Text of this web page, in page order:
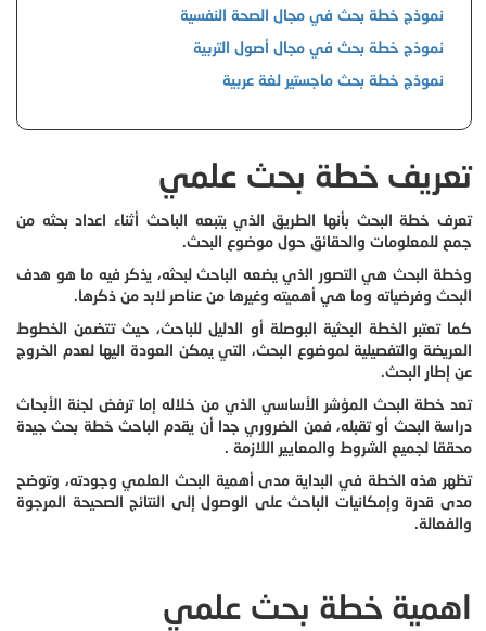
نموذج خطة بحث في مجال الصحة النفسية
نموذج خطة بحث في مجال أصول التربية
نموذج خطة بحث ماجستير لغة عربية
تعريف خطة بحث علمي
تعرف خطة البحث بأنها الطريق الذي يتبعه الباحث أثناء اعداد بحثه من
جمع للمعلومات والحقائق حول موضوع البحث.
وخطة البحث هي التصور الذي يضعه الباحث لبحثه، يذكر فيه ما هو هدف
البحث وفرضياته وما هي أهميته وغيرها من عناصر لابد من ذكرها.
كما تعتبر الخطة البحثية البوصلة أو الدليل للباحث، حيث تتضمن الخطوط
العريضة والتفصيلية لموضوع البحث، التي يمكن العودة اليها لعدم الخروج
عن إطار البحث.
تعد خطة البحث المؤشر الأساسي الذي من خلاله إما ترفض لجنة الأبحاث
دراسة البحث أو تقبله، فمن الضروري جدا أن يقدم الباحث خطة بحث جيدة
محققا لجميع الشروط والمعايير اللازمة .
تظهر هذه الخطة في البداية مدى أهمية البحث العلمي وجودته، وتوضح
مدى قدرة وإمكانيات الباحث على الوصول إلى النتائج الصحيحة المرجوة
والفعالة.
اهمية خطة بحث علمي